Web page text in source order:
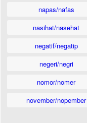
napas/nafas
nasihat/nasehat
negatif/negatip
negeri/negri
nomor/nomer
november/nopember